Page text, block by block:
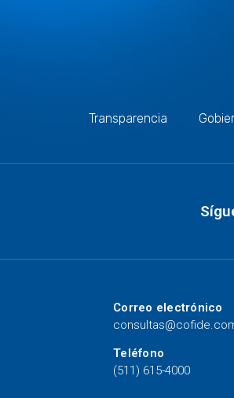
Transparencia
Correo electrónico
Teléfono
(511) 615-4000